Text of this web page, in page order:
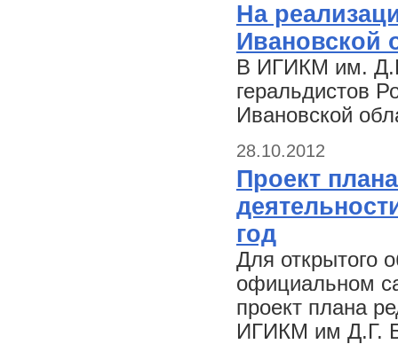
На
Ивановской
В ИГИКМ им.
геральдистов
Ивановской
28.10.2012
Проект
год
Для открытого
официальном
проект плана
ИГИКМ им Д.Г.